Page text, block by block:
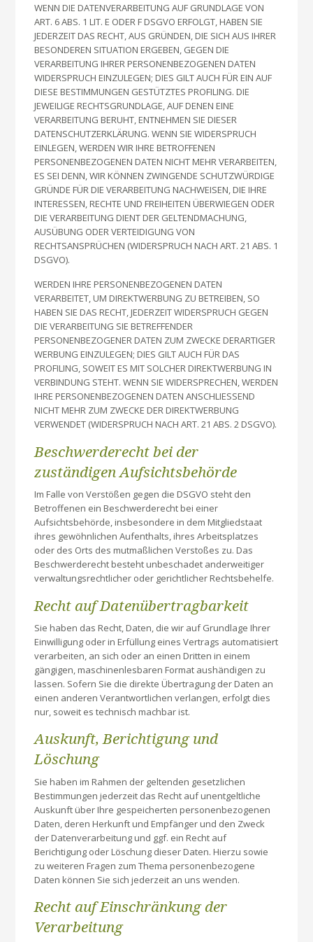
WENN DIE DATENVERARBEITUNG AUF GRUNDLAGE VON
ART. 6 ABS. 1 LIT. E ODER F DSGVO ERFOLGT, HABEN SIE
JEDERZEIT DAS RECHT, AUS GRÜNDEN, DIE SICH AUS IHRER
BESONDEREN SITUATION ERGEBEN, GEGEN DIE
VERARBEITUNG IHRER PERSONENBEZOGENEN DATEN
WIDERSPRUCH EINZULEGEN; DIES GILT AUCH FÜR EIN AUF
DIESE BESTIMMUNGEN GESTÜTZTES PROFILING. DIE
JEWEILIGE RECHTSGRUNDLAGE, AUF DENEN EINE
VERARBEITUNG BERUHT, ENTNEHMEN SIE DIESER
DATENSCHUTZERKLÄRUNG. WENN SIE WIDERSPRUCH
EINLEGEN, WERDEN WIR IHRE BETROFFENEN
PERSONENBEZOGENEN DATEN NICHT MEHR VERARBEITEN,
ES SEI DENN, WIR KÖNNEN ZWINGENDE SCHUTZWÜRDIGE
GRÜNDE FÜR DIE VERARBEITUNG NACHWEISEN, DIE IHRE
INTERESSEN, RECHTE UND FREIHEITEN ÜBERWIEGEN ODER
DIE VERARBEITUNG DIENT DER GELTENDMACHUNG,
AUSÜBUNG ODER VERTEIDIGUNG VON
RECHTSANSPRÜCHEN (WIDERSPRUCH NACH ART. 21 ABS. 1
DSGVO).
WERDEN IHRE PERSONENBEZOGENEN DATEN
VERARBEITET, UM DIREKTWERBUNG ZU BETREIBEN, SO
HABEN SIE DAS RECHT, JEDERZEIT WIDERSPRUCH GEGEN
DIE VERARBEITUNG SIE BETREFFENDER
PERSONENBEZOGENER DATEN ZUM ZWECKE DERARTIGER
WERBUNG EINZULEGEN; DIES GILT AUCH FÜR DAS
PROFILING, SOWEIT ES MIT SOLCHER DIREKTWERBUNG IN
VERBINDUNG STEHT. WENN SIE WIDERSPRECHEN, WERDEN
IHRE PERSONENBEZOGENEN DATEN ANSCHLIESSEND
NICHT MEHR ZUM ZWECKE DER DIREKTWERBUNG
VERWENDET (WIDERSPRUCH NACH ART. 21 ABS. 2 DSGVO).
Beschwerde­recht bei der
zuständigen Aufsichts­behörde
Im Falle von Verstößen gegen die DSGVO steht den
Betroffenen ein Beschwerderecht bei einer
Aufsichtsbehörde, insbesondere in dem Mitgliedstaat
ihres gewöhnlichen Aufenthalts, ihres Arbeitsplatzes
oder des Orts des mutmaßlichen Verstoßes zu. Das
Beschwerderecht besteht unbeschadet anderweitiger
verwaltungsrechtlicher oder gerichtlicher Rechtsbehelfe.
Recht auf Daten­übertrag­barkeit
Sie haben das Recht, Daten, die wir auf Grundlage Ihrer
Einwilligung oder in Erfüllung eines Vertrags automatisiert
verarbeiten, an sich oder an einen Dritten in einem
gängigen, maschinenlesbaren Format aushändigen zu
lassen. Sofern Sie die direkte Übertragung der Daten an
einen anderen Verantwortlichen verlangen, erfolgt dies
nur, soweit es technisch machbar ist.
Auskunft, Berichtigung und
Löschung
Sie haben im Rahmen der geltenden gesetzlichen
Bestimmungen jederzeit das Recht auf unentgeltliche
Auskunft über Ihre gespeicherten personenbezogenen
Daten, deren Herkunft und Empfänger und den Zweck
der Datenverarbeitung und ggf. ein Recht auf
Berichtigung oder Löschung dieser Daten. Hierzu sowie
zu weiteren Fragen zum Thema personenbezogene
Daten können Sie sich jederzeit an uns wenden.
Recht auf Einschränkung der
Verarbeitung